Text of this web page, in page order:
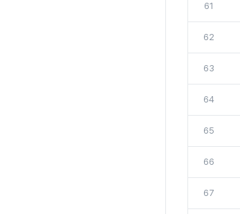
61
62
63
64
65
66
67